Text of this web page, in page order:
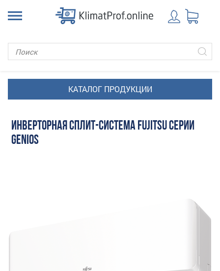
ИНВЕРТОРНАЯ СПЛИТ-СИСТЕМА FUJITSU СЕРИИ
GENIOS